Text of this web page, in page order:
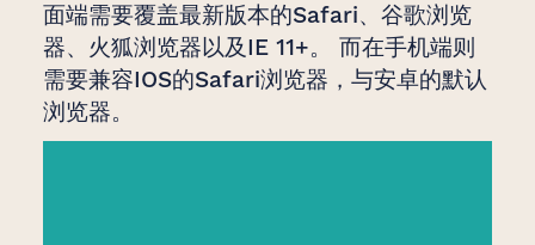
面端需要覆盖最新版本的Safari、谷歌浏览
器、火狐浏览器以及IE 11+。 而在手机端则
需要兼容IOS的Safari浏览器，与安卓的默认
浏览器。